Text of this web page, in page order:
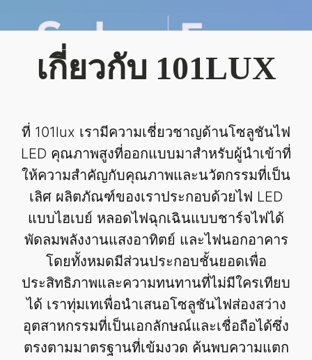
เกี่ยวกับ 101LUX
ที่ 101lux เรามีความเชี่ยวชาญด้านโซลูชันไฟ
LED คุณภาพสูงที่ออกแบบมาสำหรับผู้นำเข้าที่
ให้ความสำคัญกับคุณภาพและนวัตกรรมที่เป็น
เลิศ ผลิตภัณฑ์ของเราประกอบด้วยไฟ LED
แบบไฮเบย์ หลอดไฟฉุกเฉินแบบชาร์จไฟได้
พัดลมพลังงานแสงอาทิตย์ และไฟนอกอาคาร
โดยทั้งหมดมีส่วนประกอบชั้นยอดเพื่อ
ประสิทธิภาพและความทนทานที่ไม่มีใครเทียบ
ได้ เราทุ่มเทเพื่อนำเสนอโซลูชันไฟส่องสว่าง
อุตสาหกรรมที่เป็นเอกลักษณ์และเชื่อถือได้ซึ่ง
ตรงตามมาตรฐานที่เข้มงวด ค้นพบความแตก